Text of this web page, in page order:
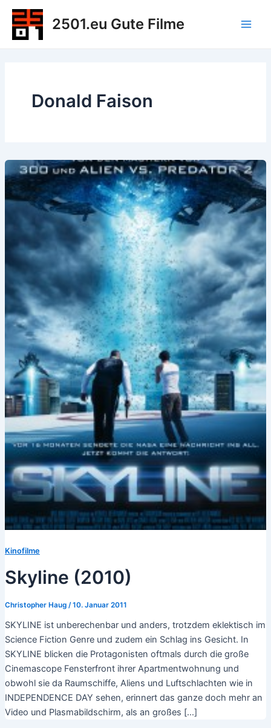
Zum
Inhalt
springen
2501.eu Gute Filme
Donald Faison
Kinofilme
Skyline (2010)
Christopher Haug /10. Januar 2011
SKYLINE ist unberechenbar und anders, trotzdem eklektisch im
Science Fiction Genre und zudem ein Schlag ins Gesicht. In
SKYLINE blicken die Protagonisten oftmals durch die große
Cinemascope Fensterfront ihrer Apartmentwohnung und
obwohl sie da Raumschiffe, Aliens und Luftschlachten wie in
INDEPENDENCE DAY sehen, erinnert das ganze doch mehr an
Video und Plasmabildschirm, als an großes […]